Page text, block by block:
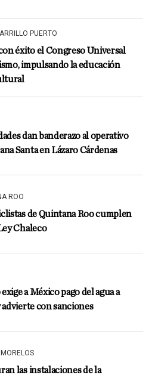
PUERTO
éxito el Congreso Universal
impulsando la educación
dan banderazo al operativo
Santa en Lázaro Cárdenas
ROO
de Quintana Roo cumplen
Chaleco
a México pago del agua a
advierte con sanciones
las instalaciones de la